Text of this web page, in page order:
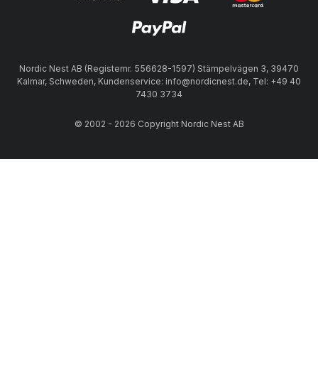
Nordic Nest AB (Registernr. 556628-1597) Stämpelvägen 3, 39470
Kalmar, Schweden, Kundenservice: info@nordicnest.de, Tel: +49 40
7430 3734
© 2002 - 2026 Copyright Nordic Nest AB